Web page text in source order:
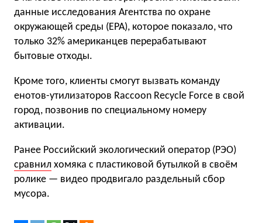
данные исследования Агентства по охране
окружающей среды (EPA), которое показало, что
только 32% американцев перерабатывают
бытовые отходы.
Кроме того, клиенты смогут вызвать команду
енотов-утилизаторов Raccoon Recycle Force в свой
город, позвонив по специальному номеру
активации.
Ранее Российский экологический оператор (РЭО)
сравнил хомяка с пластиковой бутылкой в своём
ролике — видео продвигало раздельный сбор
мусора.